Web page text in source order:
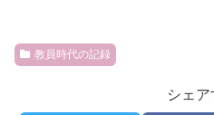
教員時代の記録
シェア